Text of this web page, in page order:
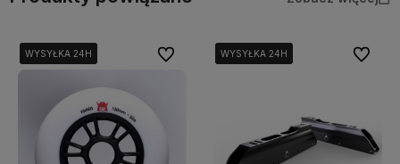
WYSYŁKA 24H
WYSYŁKA 24H
WYSYŁKA 24H Do ulubionychWYSYŁKA 24H
WYSYŁKA 24H
WYSYŁKA 24H Do